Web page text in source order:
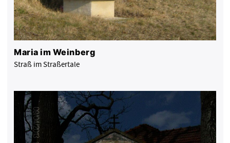
Maria im Weinberg
Straß im Straßertale